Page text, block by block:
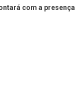
com a presença